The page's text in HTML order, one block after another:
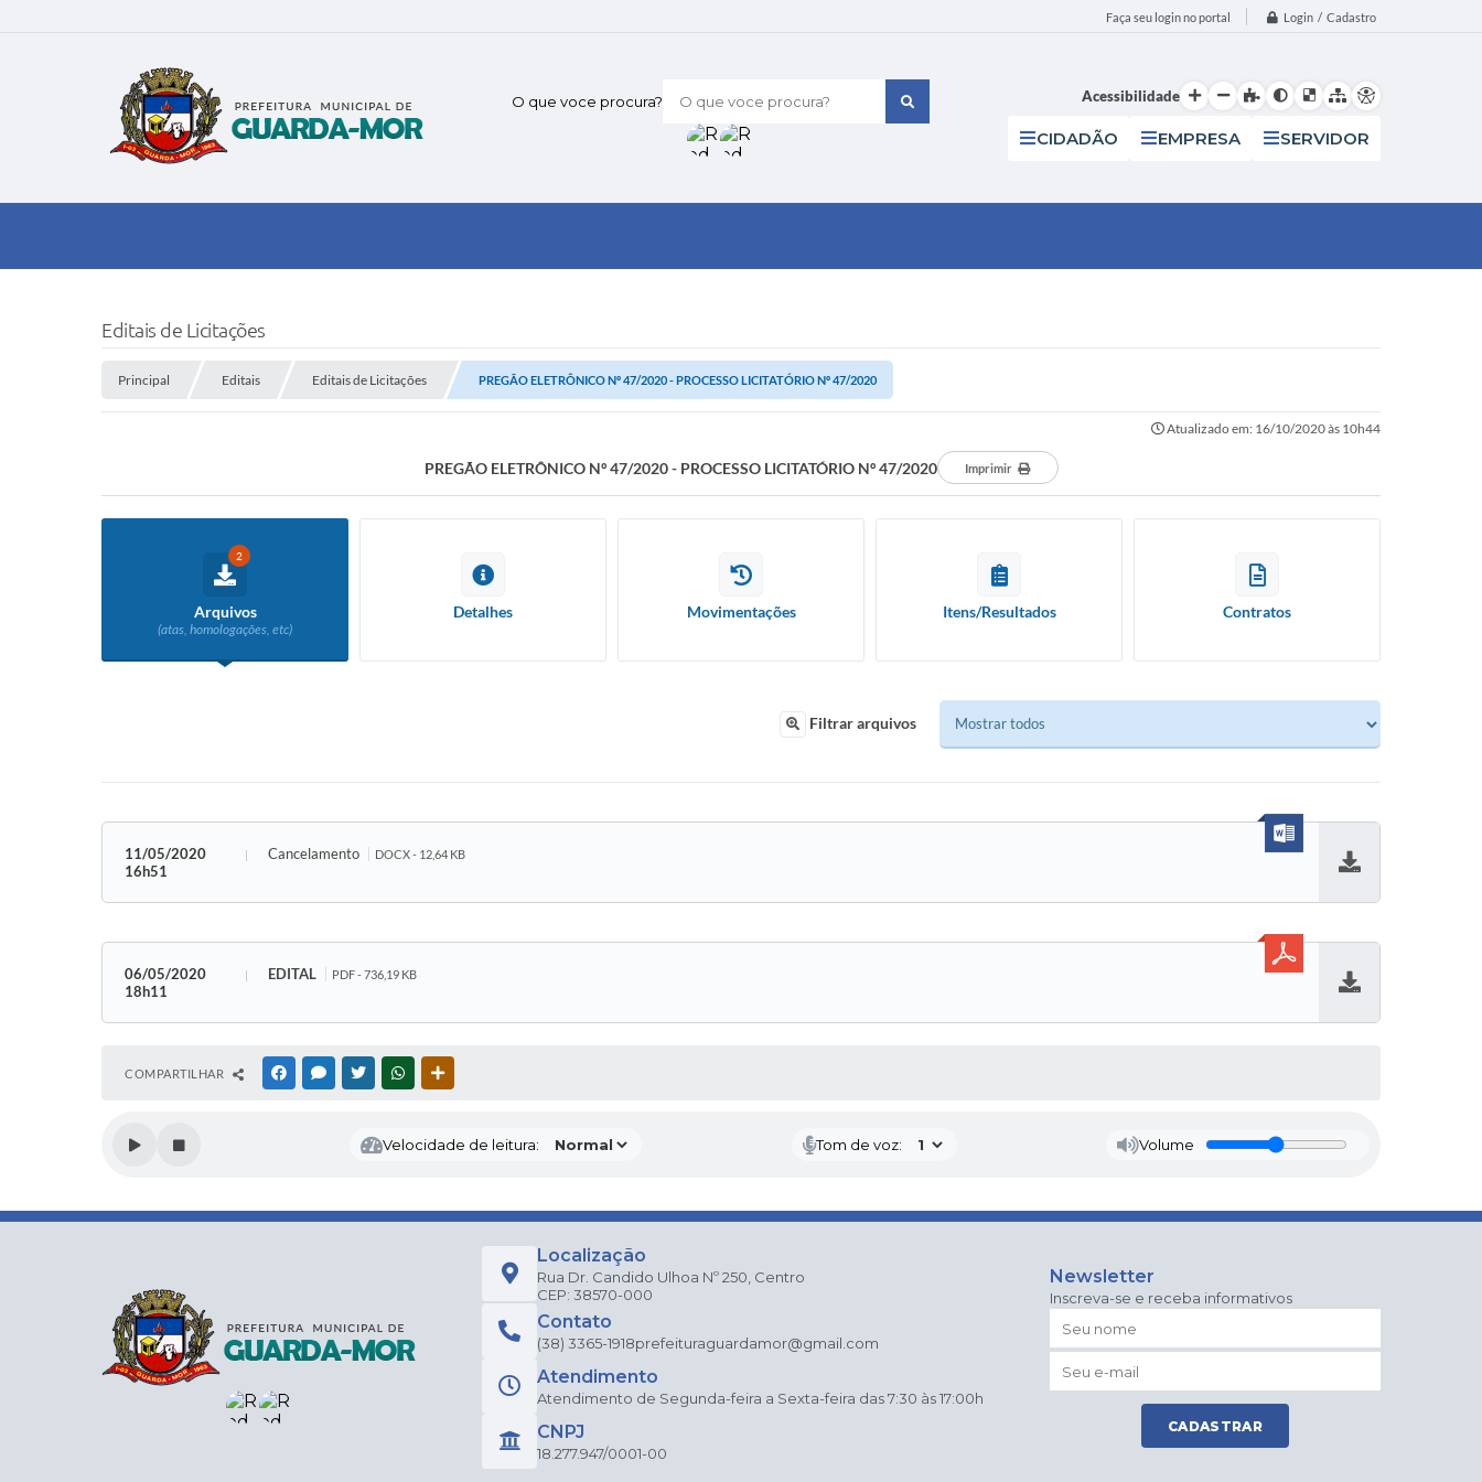
Faça seu login no portal Login / Cadastro
O que voce procura? Acessibilidade
CIDADÃO EMPRESA SERVIDOR
Editais de Licitações
Principal Editais Editais de Licitações PREGÃO ELETRÔNICO Nº 47/2020 - PROCESSO LICITATÓRIO Nº 47/2020
Atualizado em: 16/10/2020 às 10h44
PREGÃO ELETRÔNICO Nº 47/2020 - PROCESSO LICITATÓRIO Nº 47/2020 Imprimir
2
Arquivos
(atas, homologações, etc)
Detalhes Movimentações Itens/Resultados Contratos
Filtrar arquivos
11/05/2020
16h51
Cancelamento DOCX - 12,64 KB
06/05/2020
18h11
EDITAL PDF - 736,19 KB
COMPARTILHAR FACEBOOKMESSENGER
TWITTERWHATSAPP
Velocidade de leitura: Tom de voz: Volume
Localização
Rua Dr. Candido Ulhoa Nº 250, Centro
CEP: 38570-000
Contato
(38) 3365-1918prefeituraguardamor@gmail.com
Atendimento
Atendimento de Segunda-feira a Sexta-feira das 7:30 às 17:00h
CNPJ
18.277.947/0001-00
Newsletter
Inscreva-se e receba informativos
CADASTRAR